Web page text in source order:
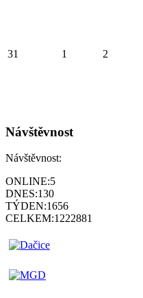
31 1 2
Návštěvnost
Návštěvnost:
ONLINE:5
DNES:130
TÝDEN:1656
CELKEM:1222881